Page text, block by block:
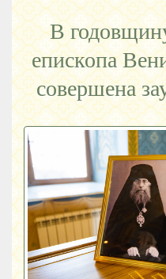
В
епископа
совершена